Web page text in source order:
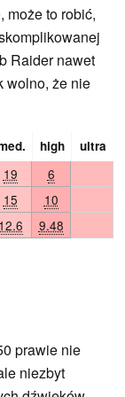
może to robić,
Raider nawet
wolno, że nie
high
ultra
19 6
15 10
12.6 9.48
prawie nie
niezbyt